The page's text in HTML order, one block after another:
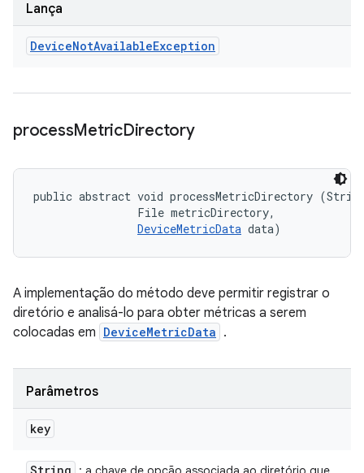
Lança
DeviceNotAvailableException
processMetricDirectory
public abstract void processMetricDirectory
                File metricDirectory,
DeviceMetricData data)
A implementação do método deve permitir registrar o
diretório e analisá-lo para obter métricas a serem
colocadas em DeviceMetricData .
Parâmetros
key